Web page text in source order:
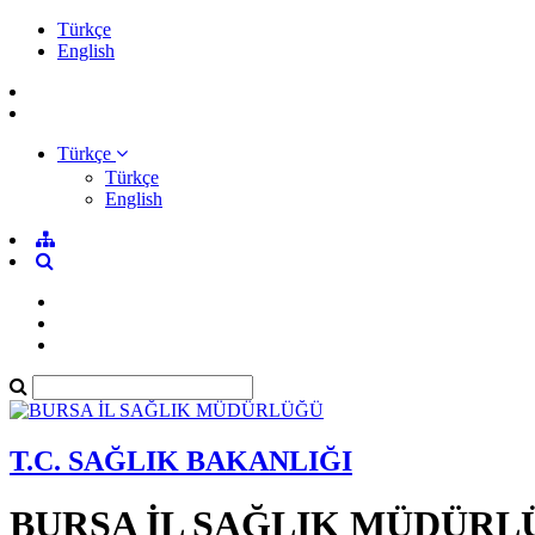
Türkçe
English
Türkçe
Türkçe
English
T.C. SAĞLIK BAKANLIĞI
BURSA İL SAĞLIK